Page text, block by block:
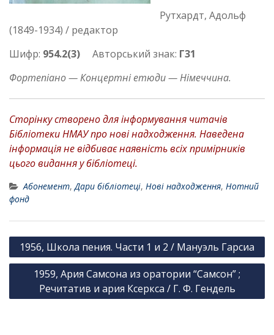
Рутхардт, Адольф
(1849-1934) / редактор
Шифр: 954.2(3) Авторський знак: Г31
Фортепіано — Концертні етюди — Німеччина.
Сторінку створено для інформування читачів
Бібліотеки НМАУ про нові надходження. Наведена
інформація не відбиває наявність всіх примірників
цього видання у бібліотеці.
Абонемент,Дари бібліотеці, Нові надходження, Нотний
фонд
Н
а
і
1956, Школа пения. Части 1 и 2 / Мануэль Гарсиа
1959, Ария Самсона из оратории “Самсон” ;
Речитатив и ария Ксеркса / Г. Ф. Гендель